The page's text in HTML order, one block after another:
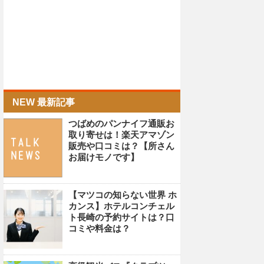
NEW 最新記事
つばめのパンナイフ通販お
取り寄せは！楽天アマゾン
販売や口コミは？【所さん
お届けモノです】
【マツコの知らない世界 ホ
カンス】ホテルコンチェル
ト長崎の予約サイトは？口
コミや料金は？